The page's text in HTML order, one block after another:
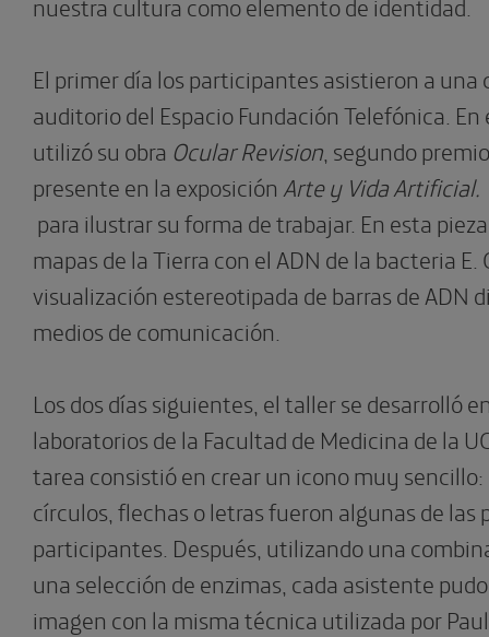
El primer día los participantes asistieron a
auditorio del Espacio Fundación Telefónica. En
utilizó su obra Ocular Revision , segundo
presente en la exposición Arte y Vida
para ilustrar su forma de trabajar. En esta
mapas de la Tierra con el ADN de la bacteria E.
visualización estereotipada de barras de ADN
medios de comunicación.
Los dos días siguientes, el taller se desarrolló
laboratorios de la Facultad de Medicina de la
tarea consistió en crear un icono muy sencillo:
círculos, flechas o letras fueron algunas de las
participantes. Después, utilizando una
una selección de enzimas, cada asistente
imagen con la misma técnica utilizada por